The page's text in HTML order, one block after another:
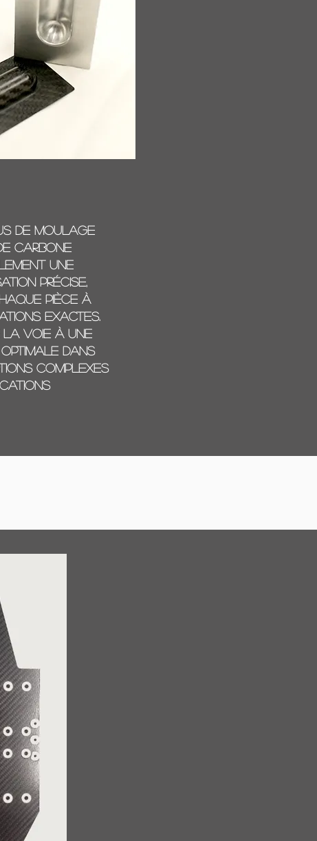
de moulage
carbone
une
précise,
pièce à
exactes.
voie à une
dans
complexes